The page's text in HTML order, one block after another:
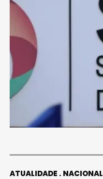
ATUALIDADE NACIONAL